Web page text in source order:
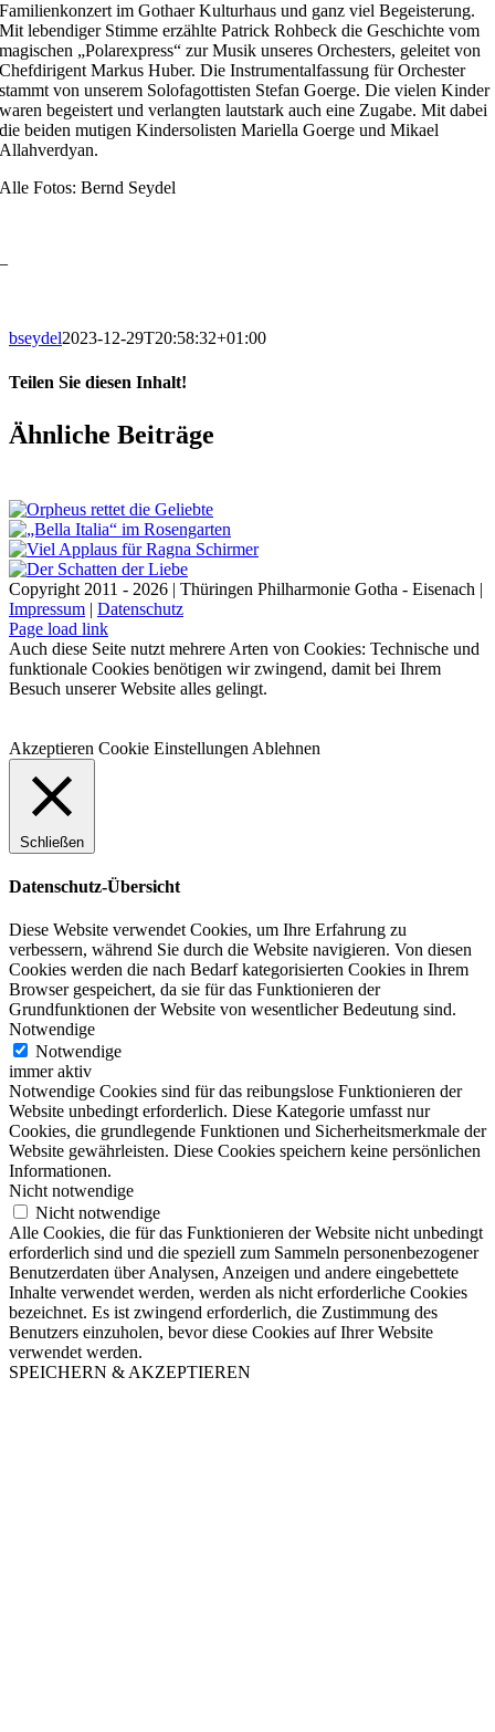
Bild
Familienkonzert im Gothaer Kulturhaus und ganz viel Begeisterung.
Mit lebendiger Stimme erzählte Patrick Rohbeck die Geschichte vom
magischen „Polarexpress“ zur Musik unseres Orchesters, geleitet von
Chefdirigent Markus Huber. Die Instrumentalfassung für Orchester
stammt von unserem Solofagottisten Stefan Goerge. Die vielen Kinder
waren begeistert und verlangten lautstark auch eine Zugabe. Mit dabei
die beiden mutigen Kindersolisten Mariella Goerge und Mikael
Allahverdyan.
Alle Fotos: Bernd Seydel
–
bseydel2023-12-29T20:58:32+01:00
Teilen Sie diesen Inhalt!
Facebook
X
LinkedIn
E-
Mail
Ähnliche Beiträge
Copyright 2011 - 2026 | Thüringen Philharmonie Gotha - Eisenach |
Impressum | Datenschutz
Facebook
Instagram
WhatsApp
YouTube
E-
Mail
Telefon
Page load link
Auch diese Seite nutzt mehrere Arten von Cookies: Technische und
funktionale Cookies benötigen wir zwingend, damit bei Ihrem
Besuch unserer Website alles gelingt.
Akzeptieren Cookie Einstellungen Ablehnen
Schließen
Datenschutz-Übersicht
Diese Website verwendet Cookies, um Ihre Erfahrung zu
verbessern, während Sie durch die Website navigieren. Von diesen
Cookies werden die nach Bedarf kategorisierten Cookies in Ihrem
Browser gespeichert, da sie für das Funktionieren der
Grundfunktionen der Website von wesentlicher Bedeutung sind.
Notwendige
Notwendige
immer aktiv
Notwendige Cookies sind für das reibungslose Funktionieren der
Website unbedingt erforderlich. Diese Kategorie umfasst nur
Cookies, die grundlegende Funktionen und Sicherheitsmerkmale der
Website gewährleisten. Diese Cookies speichern keine persönlichen
Informationen.
Nicht notwendige
Nicht notwendige
Alle Cookies, die für das Funktionieren der Website nicht unbedingt
erforderlich sind und die speziell zum Sammeln personenbezogener
Benutzerdaten über Analysen, Anzeigen und andere eingebettete
Inhalte verwendet werden, werden als nicht erforderliche Cookies
bezeichnet. Es ist zwingend erforderlich, die Zustimmung des
Benutzers einzuholen, bevor diese Cookies auf Ihrer Website
verwendet werden.
SPEICHERN & AKZEPTIEREN